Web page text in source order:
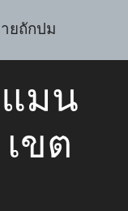
ยถักปม
มน
ขต